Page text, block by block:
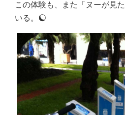
この体験も、また「ヌーが見
いる。